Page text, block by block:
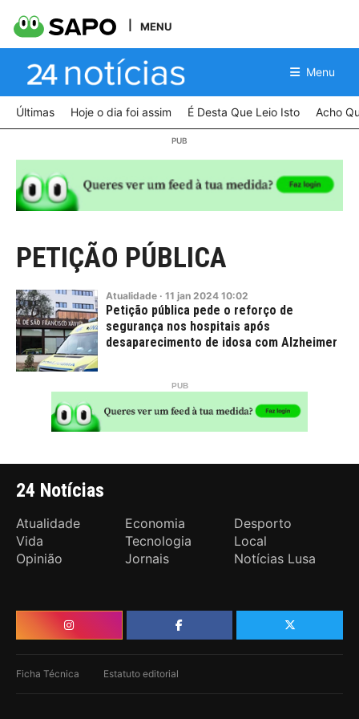
MENU
Menu
Últimas Hoje o dia foi assim É Desta Que Leio Isto Acho
PETIÇÃO PÚBLICA
Atualidade · 11 jan 2024 10:02
Petição pública pede o reforço de
segurança nos hospitais após
desaparecimento de idosa com Alzheimer
24 Notícias
Atualidade Economia
Desporto
Vida
Tecnologia
Local
Opinião
Jornais Notícias Lusa
Ficha Técnica Estatuto editorial